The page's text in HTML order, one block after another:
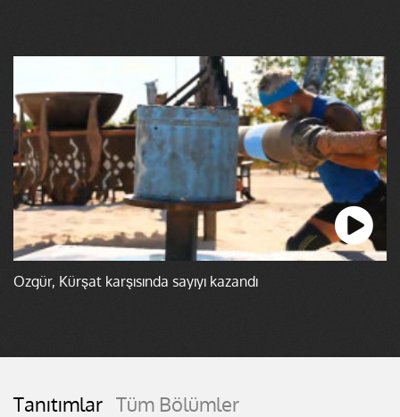
Özgür, Kürşat karşısında sayıyı kazandı
Tanıtımlar Tüm Bölümler